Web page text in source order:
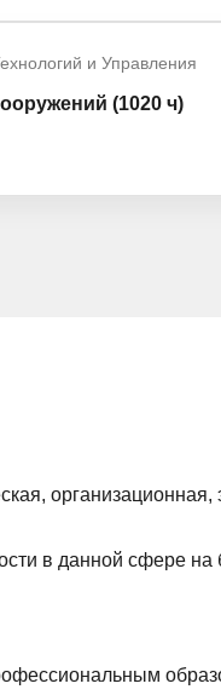
и Управления
(1020 ч)
организационная,
в данной сфере на